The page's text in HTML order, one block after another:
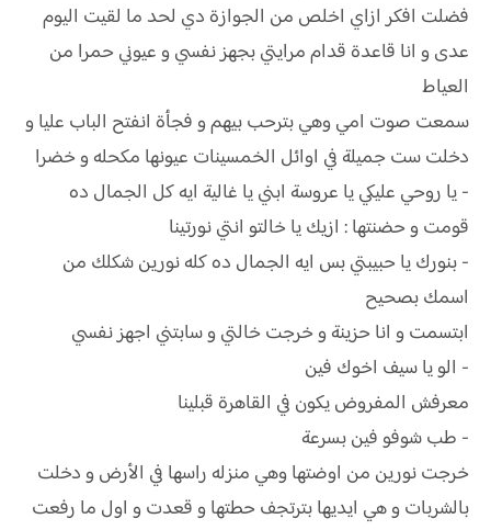
فضلت افكر ازاي اخلص من الجوازة دي لحد ما لقيت اليوم
عدى و انا قاعدة قدام مرايتي بجهز نفسي و عيوني حمرا من
العياط
سمعت صوت امي وهي بترحب بيهم و فجأة انفتح الباب عليا و
دخلت ست جميلة في اوائل الخمسينات عيونها مكحله و خضرا
- يا روحي عليكي يا عروسة ابني يا غالية ايه كل الجمال ده
قومت و حضنتها : ازيك يا خالتو انتي نورتينا
- بنورك يا حبيبتي بس ايه الجمال ده كله نورين شكلك من
اسمك بصحيح
ابتسمت و انا حزينة و خرجت خالتي و سابتني اجهز نفسي
- الو يا سيف اخوك فين
معرفش المفروض يكون في القاهرة قبلينا
- طب شوفو فين بسرعة
خرجت نورين من اوضتها وهي منزله راسها في الأرض و دخلت
بالشربات و هي ايديها بترتجف حطتها و قعدت و اول ما رفعت